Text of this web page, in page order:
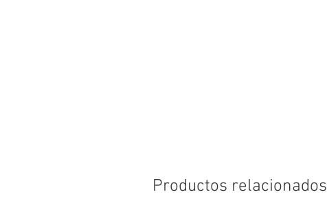
Productos relacionados